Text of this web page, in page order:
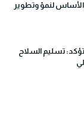
لنموّ وتطوير
تسليم السلاح